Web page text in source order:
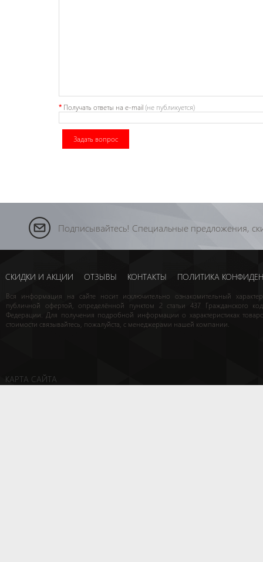
* Получать ответы на e-mail (не публикуется)
Задать вопрос
Подписывайтесь! Специальные предложения,
КАРТА САЙТА
СКИДКИ И АКЦИИ ОТЗЫВЫ КОНТАКТЫ ПОЛИТИКА
Вся информация на сайте носит исключительно ознакомительный
публичной офертой, определённой пунктом 2 статьи 437 Гражданского
Федерации. Для получения подробной информации о характеристиках
стоимости связывайтесь, пожалуйста, с менеджерами нашей компании.